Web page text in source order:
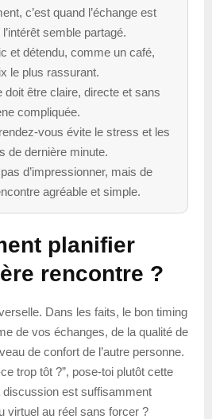
c’est quand l’échange est
semble partagé.
et détendu, comme un café,
le plus rassurant.
doit être claire, directe et sans
compliquée.
vous évite le stress et les
de dernière minute.
d’impressionner, mais de
agréable et simple.
planifier
rencontre ?
Dans les faits, le bon timing
de vos échanges, de la qualité de
de confort de l’autre personne.
trop tôt ?”, pose-toi plutôt cette
est suffisamment
virtuel au réel sans forcer ?